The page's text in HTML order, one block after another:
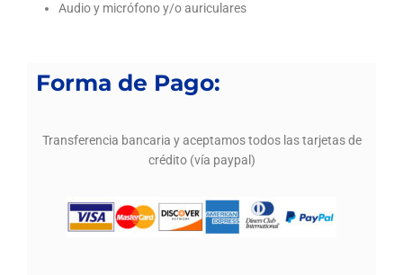
Audio y micrófono y/o auriculares
Forma de Pago:
Transferencia bancaria y aceptamos todos las tarjetas de
crédito (vía paypal)